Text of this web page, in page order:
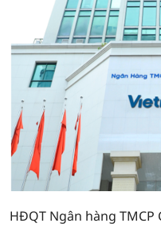
HĐQT Ngân hàng